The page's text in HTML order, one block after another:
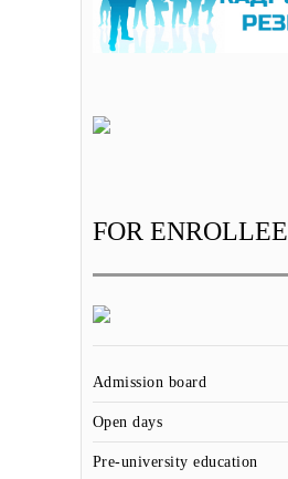
FOR ENROLLEE
Admission board
Open days
Pre-university education